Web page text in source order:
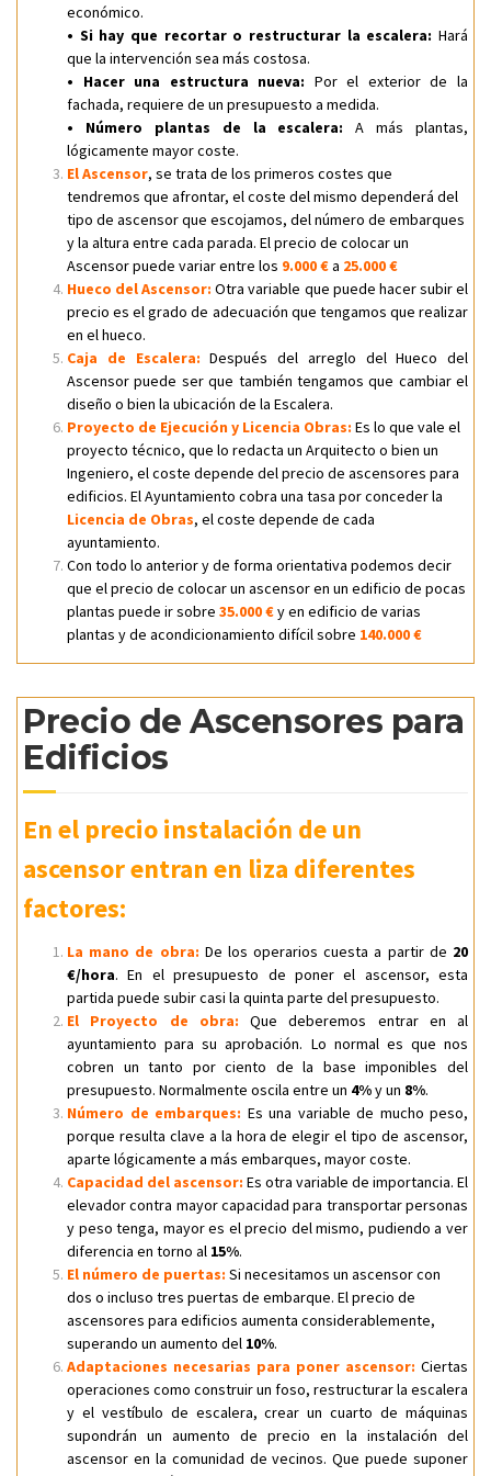
económico.
• Si hay que recortar o restructurar la escalera: Hará
que la intervención sea más costosa.
• Hacer una estructura nueva: Por el exterior de la
fachada, requiere de un presupuesto a medida.
• Número plantas de la escalera: A más plantas,
lógicamente mayor coste.
El Ascensor, se trata de los primeros costes que
tendremos que afrontar, el coste del mismo dependerá del
tipo de ascensor que escojamos, del número de embarques
y la altura entre cada parada. El precio de colocar un
Ascensor puede variar entre los 9.000 €a 25.000 €
Hueco del Ascensor: Otra variable que puede hacer subir el
precio es el grado de adecuación que tengamos que realizar
en el hueco.
Caja de Escalera: Después del arreglo del Hueco del
Ascensor puede ser que también tengamos que cambiar el
diseño o bien la ubicación de la Escalera.
Proyecto de Ejecución y Licencia Obras: Es lo que vale el
proyecto técnico, que lo redacta un Arquitecto o bien un
Ingeniero, el coste depende del precio de ascensores para
edificios. El Ayuntamiento cobra una tasa por conceder la
Licencia de Obras, el coste depende de cada
ayuntamiento.
Con todo lo anterior y de forma orientativa podemos decir
que el precio de colocar un ascensor en un edificio de pocas
plantas puede ir sobre 35.000 €y en edificio de varias
plantas y de acondicionamiento difícil sobre 140.000 €
Precio de Ascensores para
Edificios
En el precio instalación de un
ascensor entran en liza diferentes
factores:
La mano de obra: De los operarios cuesta a partir de 20
€/hora. En el presupuesto de poner el ascensor, esta
partida puede subir casi la quinta parte del presupuesto.
El Proyecto de obra: Que deberemos entrar en al
ayuntamiento para su aprobación. Lo normal es que nos
cobren un tanto por ciento de la base imponibles del
presupuesto. Normalmente oscila entre un 4%y un 8%.
Número de embarques: Es una variable de mucho peso,
porque resulta clave a la hora de elegir el tipo de ascensor,
aparte lógicamente a más embarques, mayor coste.
Capacidad del ascensor: Es otra variable de importancia. El
elevador contra mayor capacidad para transportar personas
y peso tenga, mayor es el precio del mismo, pudiendo a ver
diferencia en torno al 15%.
El número de puertas: Si necesitamos un ascensor con
dos o incluso tres puertas de embarque. El precio de
ascensores para edificios aumenta considerablemente,
superando un aumento del 10%.
Adaptaciones necesarias para poner ascensor: Ciertas
operaciones como construir un foso, restructurar la escalera
y el vestíbulo de escalera, crear un cuarto de máquinas
supondrán un aumento de precio en la instalación del
ascensor en la comunidad de vecinos. Que puede suponer